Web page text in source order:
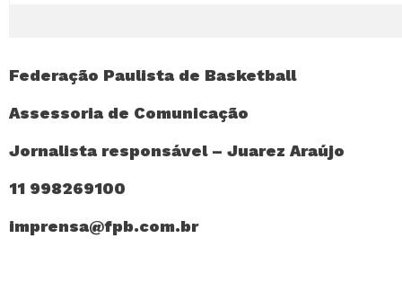
Federação Paulista de Basketball
Assessoria de Comunicação
Jornalista responsável – Juarez Araújo
11 998269100
imprensa@fpb.com.br